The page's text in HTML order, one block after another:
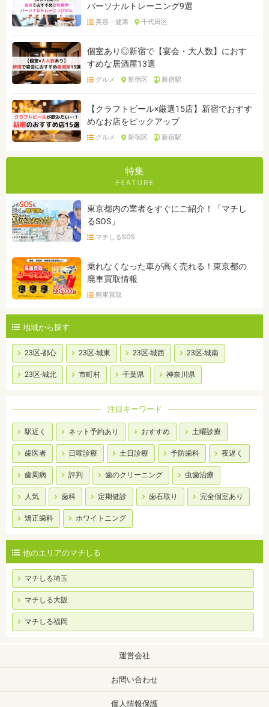
パーソナルトレーニング9選
美容・健康 千代田区
個室あり◎新宿で【宴会・大人数】におす
すめな居酒屋13選
グルメ 新宿区 新宿駅
【クラフトビール×厳選15店】新宿でおすす
めなお店をピックアップ
グルメ 新宿区 新宿駅
特集
東京都内の業者をすぐにご紹介！「マチし
るSOS」
マチしるSOS
乗れなくなった車が高く売れる！東京都の
廃車買取情報
廃車買取
地域から探す
23区-都心 23区-城東 23区-城西 23区-城南
23区-城北 市町村 千葉県 神奈川県
注目キーワード
駅近く ネット予約あり おすすめ 土曜診療
歯医者 日曜診療 土日診療 予防歯科 夜遅く
歯周病 評判 歯のクリーニング 虫歯治療
人気 歯科 定期健診 歯石取り 完全個室あり
矯正歯科 ホワイトニング
他のエリアのマチしる
マチしる埼玉
マチしる大阪
マチしる福岡
運営会社
お問い合わせ
個人情報保護